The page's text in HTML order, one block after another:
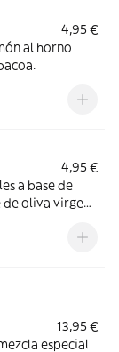
4,95 €
al horno
4,95 €
a base de
de oliva virgen
13,95 €
especial